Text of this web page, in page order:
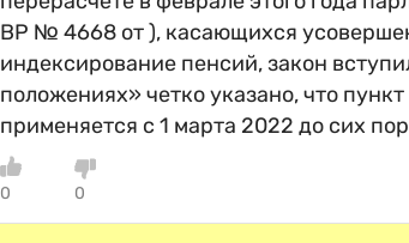
ВР № 4668 от ), касающихся
индексирование пенсий, закон
положениях» четко указано, что
применяется с 1 марта 2022 до сих
0 0